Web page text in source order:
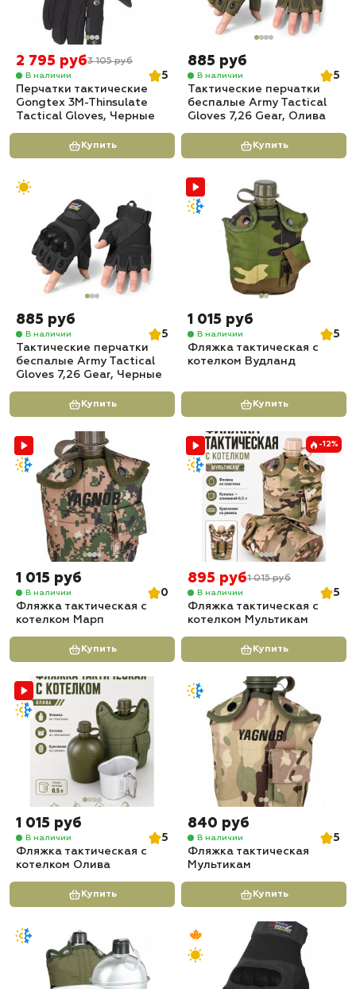
2 795 руб3 105 руб
В наличии
5
Перчатки тактические
Gongtex 3M-Thinsulate
Tactical Gloves, Черные
Купить
885 руб
В наличии
5
Тактические перчатки
беспалые Army Tactical
Gloves 7,26 Gear, Олива
Купить
885 руб
В наличии
5
Тактические перчатки
беспалые Army Tactical
Gloves 7,26 Gear, Черные
Купить
1 015 руб
В наличии
5
Фляжка тактическая с
котелком Вудланд
Купить
1 015 руб
В наличии
0
Фляжка тактическая с
котелком Марп
Купить
-12%
895 руб1 015 руб
В наличии
5
Фляжка тактическая с
котелком Мультикам
Купить
1 015 руб
В наличии
5
Фляжка тактическая с
котелком Олива
Купить
840 руб
В наличии
5
Фляжка тактическая
Мультикам
Купить